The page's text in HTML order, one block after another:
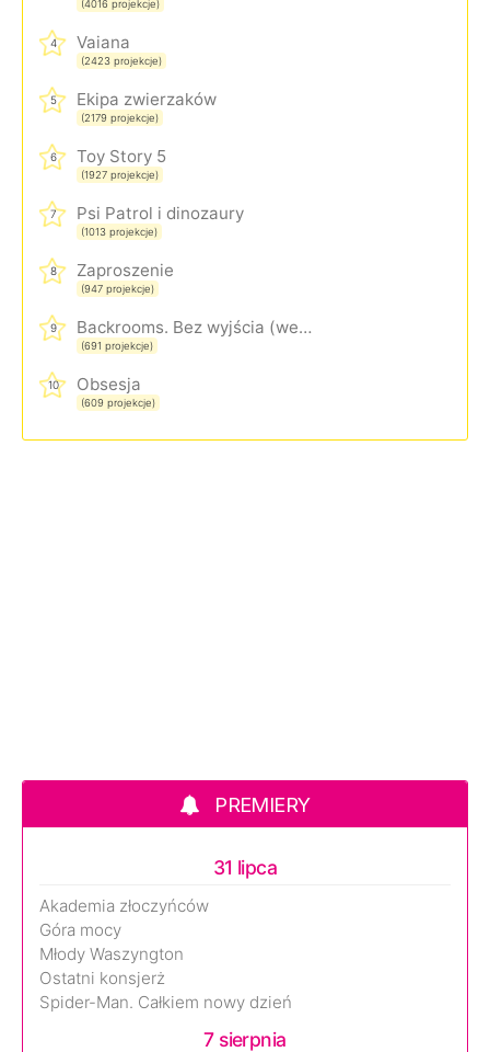
(4016 projekcje)
4 Vaiana
(2423 projekcje)
5 Ekipa zwierzaków
(2179 projekcje)
6 Toy Story 5
(1927 projekcje)
7 Psi Patrol i dinozaury
(1013 projekcje)
8 Zaproszenie
(947 projekcje)
9 Backrooms. Bez wyjścia (wersja rozszerzona)
(691 projekcje)
10 Obsesja
(609 projekcje)
PREMIERY
31 lipca
Akademia złoczyńców
Góra mocy
Młody Waszyngton
Ostatni konsjerż
Spider-Man. Całkiem nowy dzień
7 sierpnia